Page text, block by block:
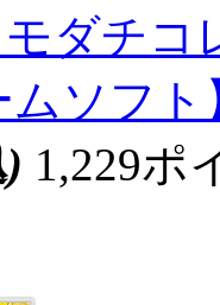
ダチコ
ムソフ
1,229ポ